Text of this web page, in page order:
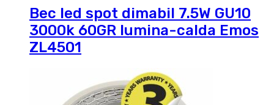
Bec led spot dimabil 7.5W GU10
3000k 60GR lumina-calda Emos
ZL4501